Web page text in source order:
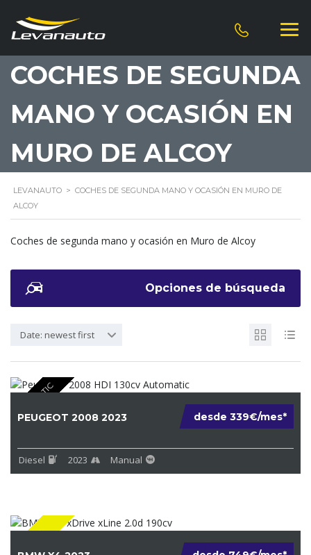
COCHES DE SEGUNDA
MANO Y OCASIÓN EN
MURO DE ALCOY
LEVANAUTO > COCHES DE SEGUNDA MANO Y OCASIÓN EN MURO DE
ALCOY
Coches de segunda mano y ocasión en Muro de Alcoy
Opciones de búsqueda
Date: newest first
AUTOMATIC desde 339€/mes*
PEUGEOT 2008 2023
Diesel 2023 Manual
DIESEL